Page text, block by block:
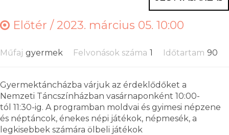
Előtér /2023. március 05. 10:00
Műfaj gyermek Felvonások száma 1 Időtartam 90
Gyermektáncházba várjuk az érdeklődőket a
Nemzeti Táncszínházban vasárnaponként 10:00-
tól 11:30-ig. A programban moldvai és gyimesi népzene
és néptáncok, énekes népi játékok, népmesék, a
legkisebbek számára ölbeli játékok